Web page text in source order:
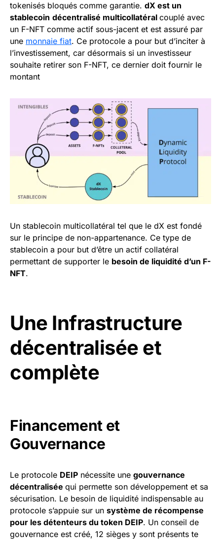
tokenisés bloqués comme garantie. dX est un
stablecoin décentralisé multicollatéral couplé avec
un F-NFT comme actif sous-jacent et est assuré par
une monnaie fiat. Ce protocole a pour but d’inciter à
l’investissement, car désormais si un investisseur
souhaite retirer son F-NFT, ce dernier doit fournir le
montant
Un stablecoin multicollatéral tel que le dX est fondé
sur le principe de non-appartenance. Ce type de
stablecoin a pour but d’être un actif collatéral
permettant de supporter le besoin de liquidité d’un F-
NFT.
Une Infrastructure
décentralisée et
complète
Financement et
Gouvernance
Le protocole DEIP nécessite une gouvernance
décentralisée qui permette son développement et sa
sécurisation. Le besoin de liquidité indispensable au
protocole s’appuie sur un système de récompense
pour les détenteurs du token DEIP. Un conseil de
gouvernance est créé, 12 sièges y sont présents te